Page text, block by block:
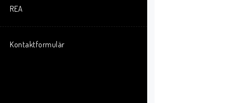
REA
Kontaktformulär